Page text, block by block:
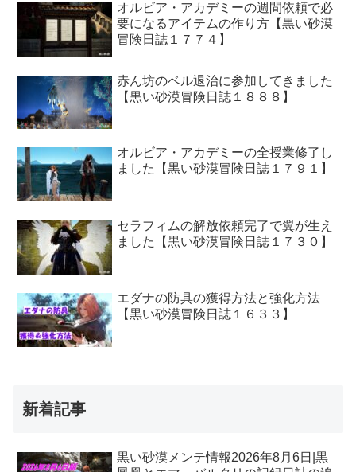
オルビア・アカデミーの週間依頼で必
要になるアイテムの作り方【黒い砂漠
冒険日誌１７７４】
赤ん坊のベル退治に参加してきました
【黒い砂漠冒険日誌１８８８】
オルビア・アカデミーの全授業修了し
ました【黒い砂漠冒険日誌１７９１】
セラフィムの解放依頼完了で翼が生え
ました【黒い砂漠冒険日誌１７３０】
エダナの防具の獲得方法と強化方法
【黒い砂漠冒険日誌１６３３】
新着記事
黒い砂漠メンテ情報2026年8月6日|黒